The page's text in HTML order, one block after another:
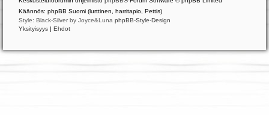
Käännös: phpBB Suomi (lurttinen, harritapio, Pettis)
Style: Black-Silver by Joyce&Luna phpBB-Style-Design
Yksityisyys | Ehdot